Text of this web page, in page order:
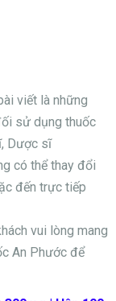
viết là những
sử dụng thuốc
Dược sĩ
có thể thay đổi
đến trực tiếp
vui lòng mang
An Phước để